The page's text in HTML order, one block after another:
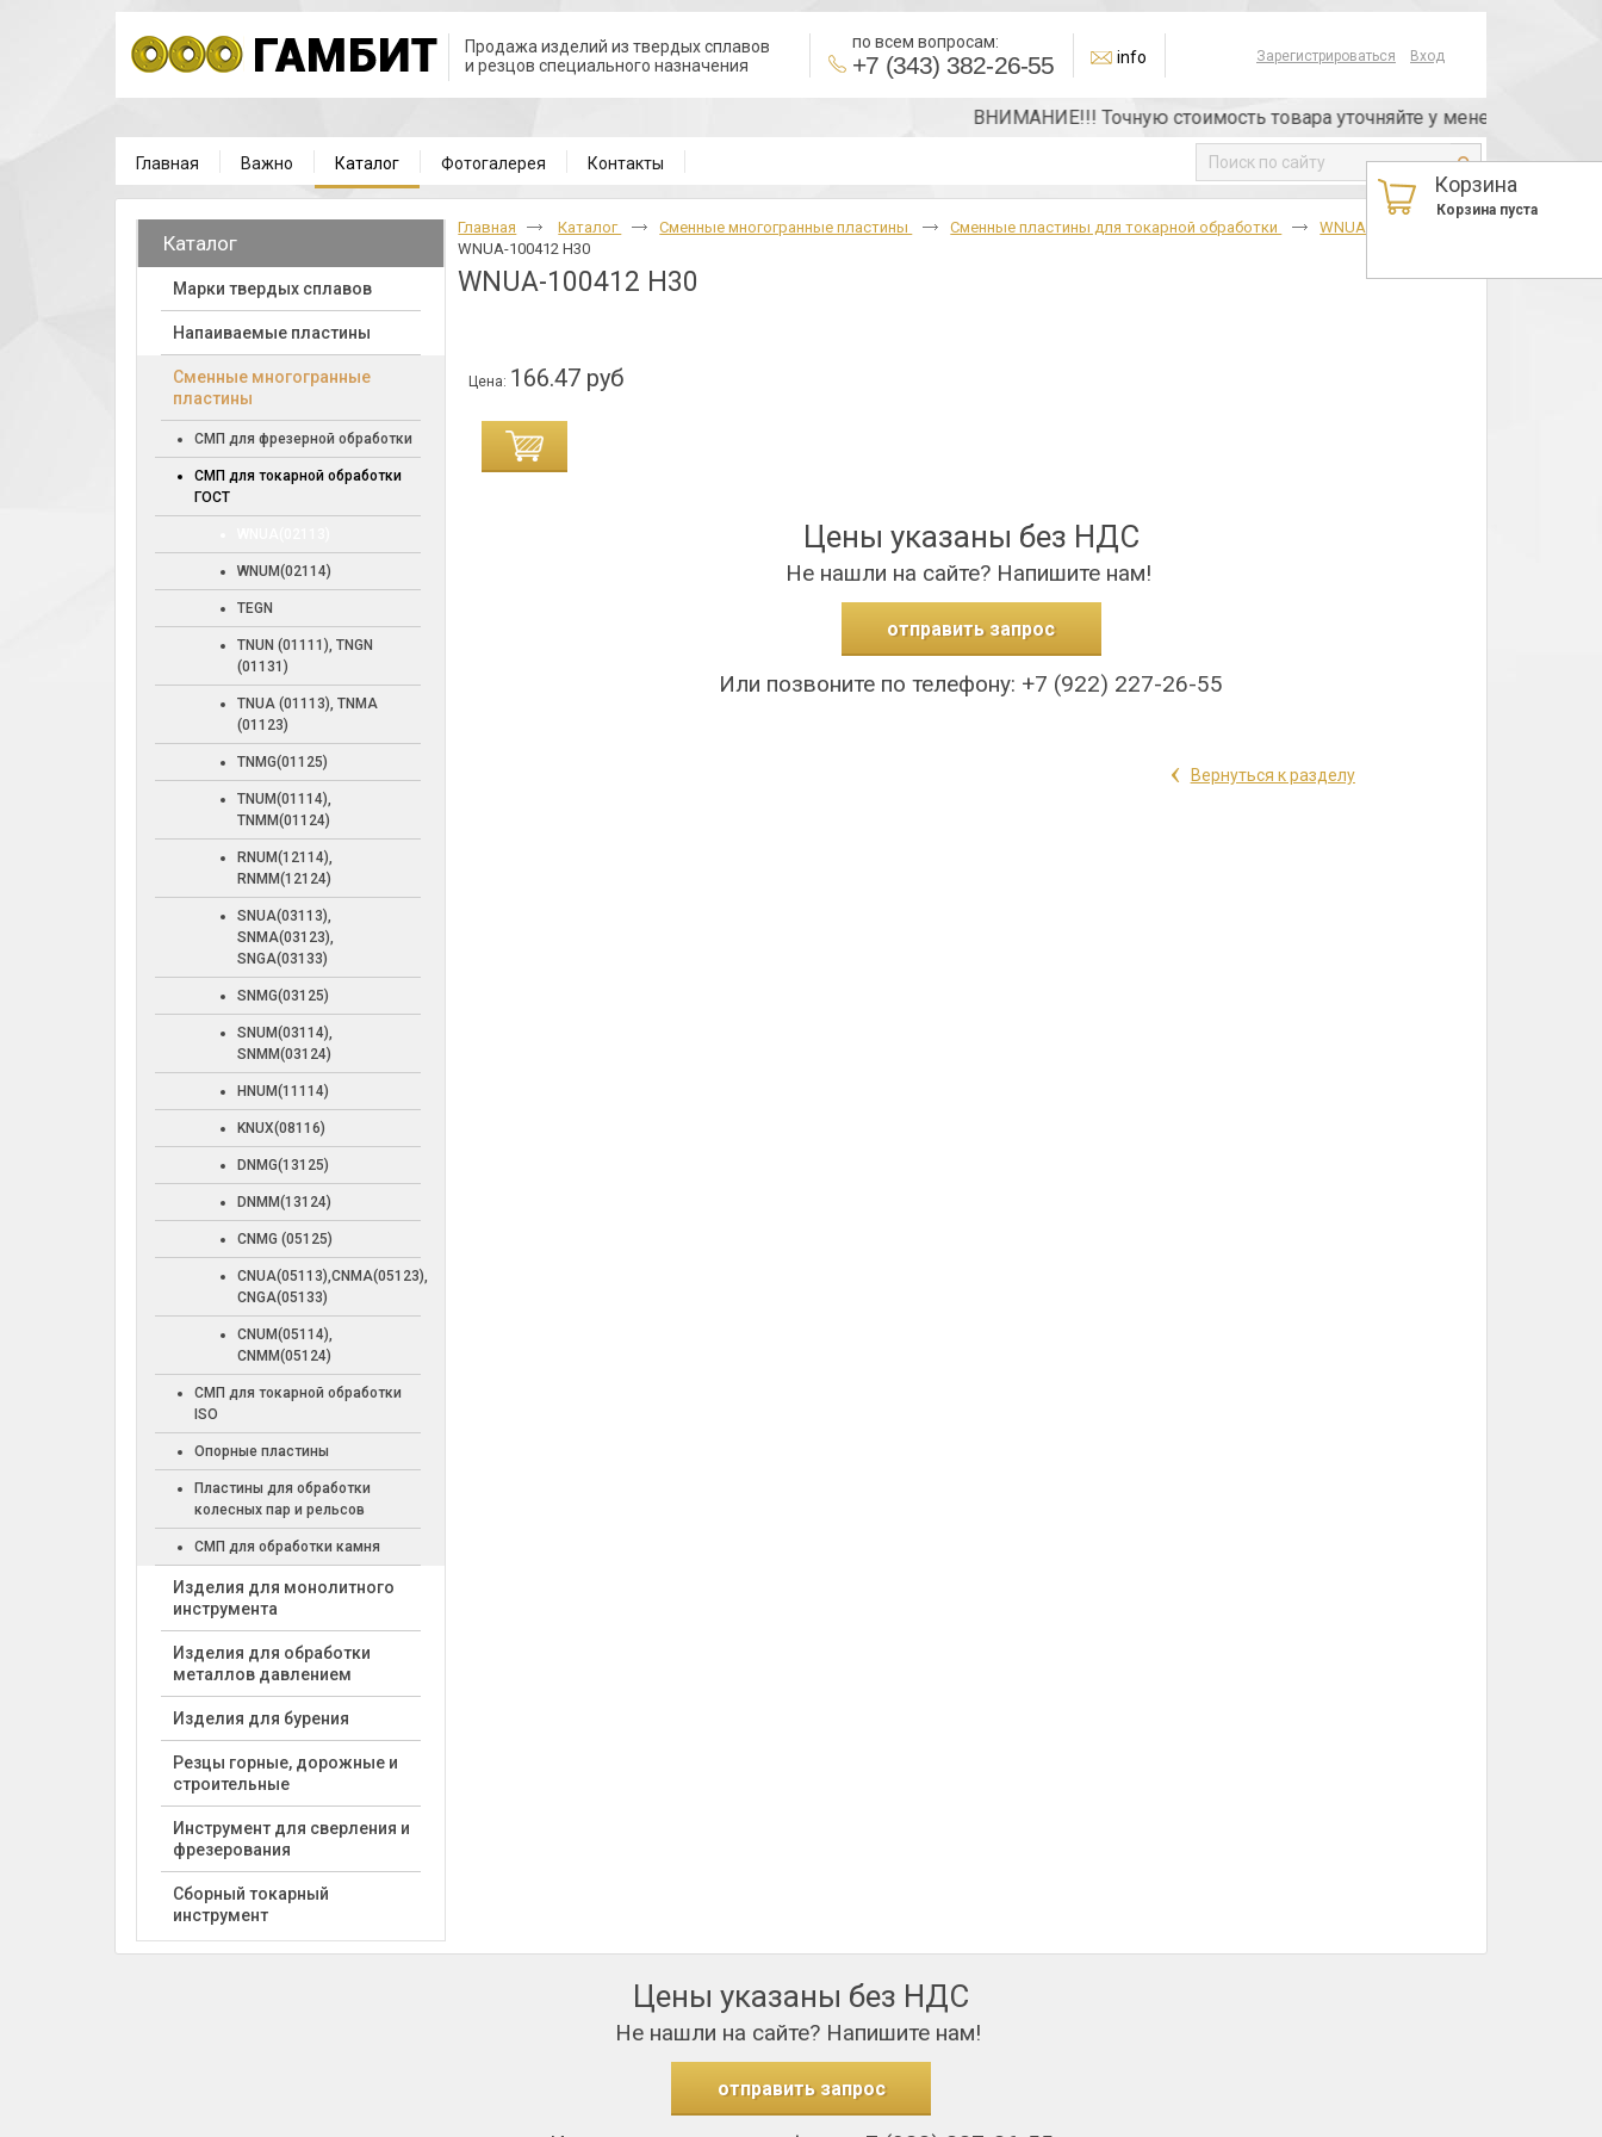
Зарегистрироваться Вход
Продажа изделий из твердых сплавов
и резцов специального назначения
по всем вопросам:
+7 (343) 382-26-55 info
ВНИМАНИЕ!!! Точную стоимость товара уточняйте у менеджера или по
Главная Важно Каталог Фотогалерея Контакты
Корзина
Корзина пуста
Каталог
Марки твердых сплавов
Напаиваемые пластины
Cменные многогранные
пластины
СМП для фрезерной обработки
СМП для токарной обработки
ГОСТ
WNUM(02114)
TEGN
TNUN (01111), TNGN
(01131)
TNUA (01113), TNMA
(01123)
TNMG(01125)
TNUM(01114),
TNMM(01124)
RNUM(12114),
RNMM(12124)
SNUA(03113),
SNMA(03123),
SNGA(03133)
SNMG(03125)
SNUM(03114),
SNMM(03124)
HNUM(11114)
KNUX(08116)
DNMG(13125)
DNMM(13124)
CNMG (05125)
CNUA(05113),CNMA(05123),
CNGA(05133)
CNUM(05114),
CNMM(05124)
СМП для токарной обработки
ISO
Опорные пластины
Пластины для обработки
колесных пар и рельсов
СМП для обработки камня
Изделия для монолитного
инструмента
Изделия для обработки
металлов давлением
Изделия для бурения
Резцы горные, дорожные и
строительные
Инструмент для сверления и
фрезерования
Сборный токарный
инструмент
Главная Каталог Cменные многогранные пластины Сменные пластины для токарной обработки
WNUA(02113)
WNUA-100412 H30
WNUA-100412 H30
Цена: 166.47 руб
Цены указаны без НДС
Не нашли на сайте? Напишите нам!
отправить запрос
Или позвоните по телефону: +7 (922) 227-26-55
‹ Вернуться к разделу
Цены указаны без НДС
Не нашли на сайте? Напишите нам!
отправить запрос